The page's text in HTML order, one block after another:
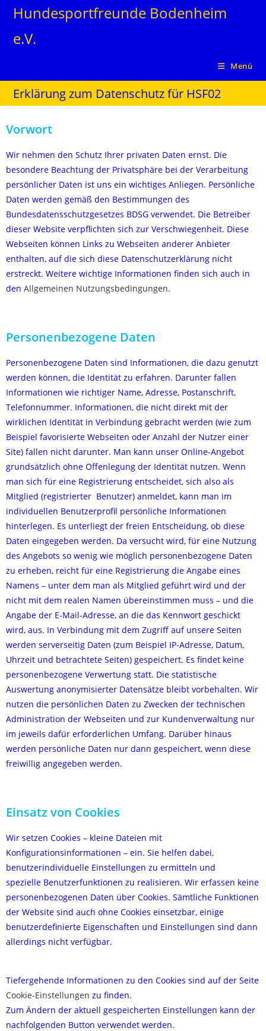
Hundesportfreunde Bodenheim
e.V.
Menü
Erklärung zum Datenschutz für HSF02
Vorwort
Wir nehmen den Schutz Ihrer privaten Daten ernst. Die
besondere Beachtung der Privatsphäre bei der Verarbeitung
persönlicher Daten ist uns ein wichtiges Anliegen. Persönliche
Daten werden gemäß den Bestimmungen des
Bundesdatensschutzgesetzes BDSG verwendet. Die Betreiber
dieser Website verpflichten sich zur Verschwiegenheit. Diese
Webseiten können Links zu Webseiten anderer Anbieter
enthalten, auf die sich diese Datenschutzerklärung nicht
erstreckt. Weitere wichtige Informationen finden sich auch in
den Allgemeinen Nutzungsbedingungen.
Personenbezogene Daten
Personenbezogene Daten sind Informationen, die dazu genutzt
werden können, die Identität zu erfahren. Darunter fallen
Informationen wie richtiger Name, Adresse, Postanschrift,
Telefonnummer. Informationen, die nicht direkt mit der
wirklichen Identität in Verbindung gebracht werden (wie zum
Beispiel favorisierte Webseiten oder Anzahl der Nutzer einer
Site) fallen nicht darunter. Man kann unser Online-Angebot
grundsätzlich ohne Offenlegung der Identität nutzen. Wenn
man sich für eine Registrierung entscheidet, sich also als
Mitglied (registrierter Benutzer) anmeldet, kann man im
individuellen Benutzerprofil persönliche Informationen
hinterlegen. Es unterliegt der freien Entscheidung, ob diese
Daten eingegeben werden. Da versucht wird, für eine Nutzung
des Angebots so wenig wie möglich personenbezogene Daten
zu erheben, reicht für eine Registrierung die Angabe eines
Namens – unter dem man als Mitglied geführt wird und der
nicht mit dem realen Namen übereinstimmen muss – und die
Angabe der E-Mail-Adresse, an die das Kennwort geschickt
wird, aus. In Verbindung mit dem Zugriff auf unsere Seiten
werden serverseitig Daten (zum Beispiel IP-Adresse, Datum,
Uhrzeit und betrachtete Seiten) gespeichert. Es findet keine
personenbezogene Verwertung statt. Die statistische
Auswertung anonymisierter Datensätze bleibt vorbehalten. Wir
nutzen die persönlichen Daten zu Zwecken der technischen
Administration der Webseiten und zur Kundenverwaltung nur
im jeweils dafür erforderlichen Umfang. Darüber hinaus
werden persönliche Daten nur dann gespeichert, wenn diese
freiwillig angegeben werden.
Einsatz von Cookies
Wir setzen Cookies – kleine Dateien mit
Konfigurationsinformationen – ein. Sie helfen dabei,
benutzerindividuelle Einstellungen zu ermitteln und
spezielle Benutzerfunktionen zu realisieren. Wir erfassen keine
personenbezogenen Daten über Cookies. Sämtliche Funktionen
der Website sind auch ohne Cookies einsetzbar, einige
benutzerdefinierte Eigenschaften und Einstellungen sind dann
allerdings nicht verfügbar.
Tiefergehende Informationen zu den Cookies sind auf der Seite
Cookie-Einstellungen zu finden.
Zum Ändern der aktuell gespeicherten Einstellungen kann der
nachfolgenden Button verwendet werden.